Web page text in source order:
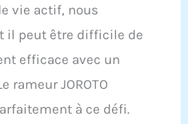
vie actif, nous
il peut être difficile de
efficace avec un
rameur JOROTO
à ce défi.